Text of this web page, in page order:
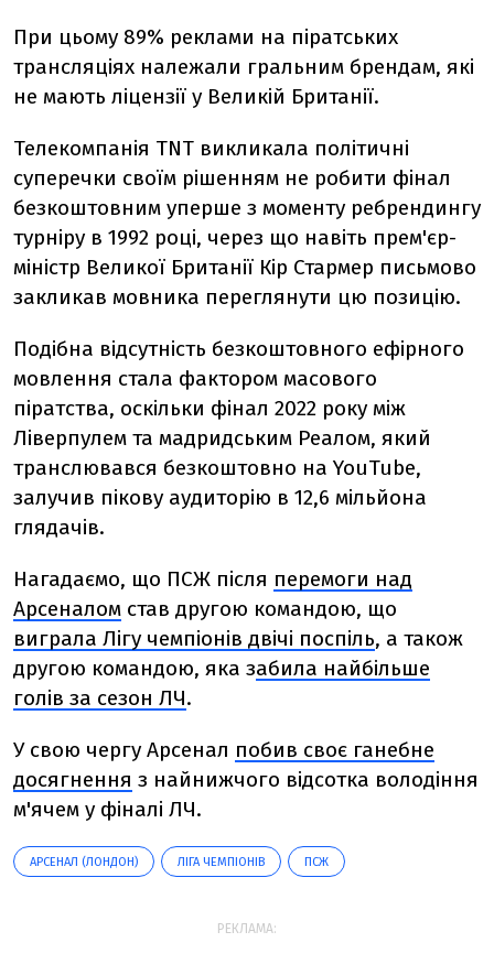
При цьому 89% реклами на піратських
трансляціях належали гральним брендам, які
не мають ліцензії у Великій Британії.
Телекомпанія TNT викликала політичні
суперечки своїм рішенням не робити фінал
безкоштовним уперше з моменту ребрендингу
турніру в 1992 році, через що навіть прем'єр-
міністр Великої Британії Кір Стармер письмово
закликав мовника переглянути цю позицію.
Подібна відсутність безкоштовного ефірного
мовлення стала фактором масового
піратства, оскільки фінал 2022 року між
Ліверпулем та мадридським Реалом, який
транслювався безкоштовно на YouTube,
залучив пікову аудиторію в 12,6 мільйона
глядачів.
Нагадаємо, що ПСЖ після перемоги над
Арсеналом став другою командою, що
виграла Лігу чемпіонів двічі поспіль, а також
другою командою, яка забила найбільше
голів за сезон ЛЧ.
У свою чергу Арсенал побив своє ганебне
досягнення з найнижчого відсотка володіння
м'ячем у фіналі ЛЧ.
АРСЕНАЛ (ЛОНДОН) ЛІГА ЧЕМПІОНІВ ПСЖ
РЕКЛАМА: